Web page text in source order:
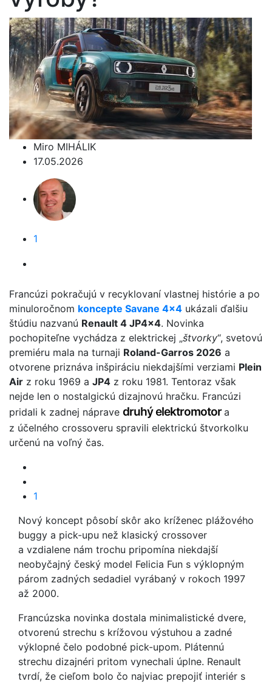
Miro MIHÁLIK
17.05.2026
1
Francúzi pokračujú v recyklovaní vlastnej histórie a po
minuloročnom koncepte Savane 4x4 ukázali ďalšiu
štúdiu nazvanú Renault 4 JP4x4. Novinka
pochopiteľne vychádza z elektrickej „štvorky“, svetovú
premiéru mala na turnaji Roland-Garros 2026 a
otvorene priznáva inšpiráciu niekdajšími verziami Plein
Air z roku 1969 a JP4 z roku 1981. Tentoraz však
nejde len o nostalgickú dizajnovú hračku. Francúzi
pridali k zadnej náprave druhý elektromotora
z účelného crossoveru spravili elektrickú štvorkolku
určenú na voľný čas.
1
Nový koncept pôsobí skôr ako kríženec plážového
buggy a pick-upu než klasický crossover
a vzdialene nám trochu pripomína niekdajší
neobyčajný český model Felicia Fun s výklopným
párom zadných sedadiel vyrábaný v rokoch 1997
až 2000.
Francúzska novinka dostala minimalistické dvere,
otvorenú strechu s krížovou výstuhou a zadné
výklopné čelo podobné pick-upom. Plátennú
strechu dizajnéri pritom vynechali úplne. Renault
tvrdí, že cieľom bolo čo najviac prepojiť interiér s